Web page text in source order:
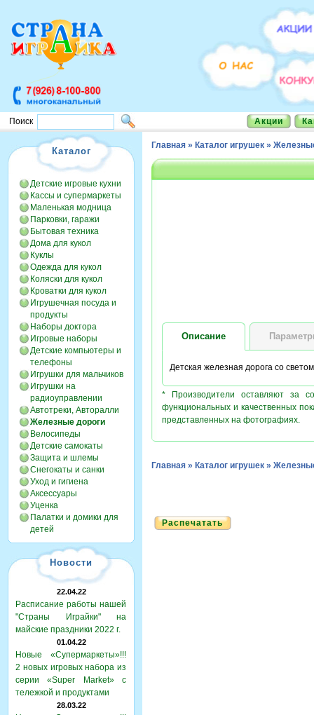
Поиск Акции
Каталог
Детские игровые кухни
Кассы и супермаркеты
Маленькая модница
Парковки, гаражи
Бытовая техника
Дома для кукол
Куклы
Одежда для кукол
Коляски для кукол
Кроватки для кукол
Игрушечная посуда и
продукты
Наборы доктора
Игровые наборы
Детские компьютеры и
телефоны
Игрушки для мальчиков
Игрушки на
радиоуправлении
Автотреки, Авторалли
Железные дороги
Велосипеды
Детские самокаты
Защита и шлемы
Снегокаты и санки
Уход и гигиена
Аксессуары
Уценка
Палатки и домики для
детей
Новости
22.04.22
Расписание работы нашей
"Страны Играйки" на
майские праздники 2022 г.
01.04.22
Новые «Супермаркеты»!!!
2 новых игровых набора из
серии «Super Market» с
тележкой и продуктами
28.03.22
Главная » Каталог игрушек »
Описание
Детская железная дорога со
* Производители оставляют за
функциональных и качественных
представленных на фотографиях.
Главная » Каталог игрушек »
Распечатать